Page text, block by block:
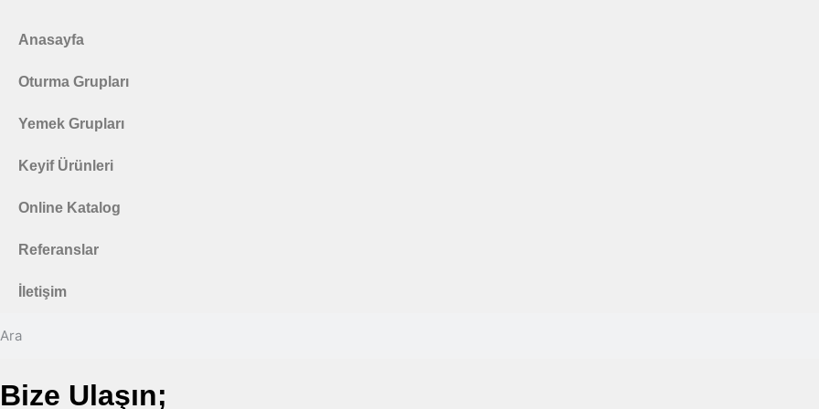
Anasayfa
Oturma Grupları
Yemek Grupları
Keyif Ürünleri
Online Katalog
Referanslar
İletişim
Bize Ulaşın;